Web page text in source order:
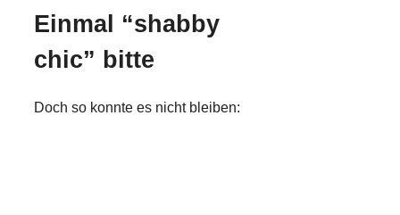
Einmal “shabby
chic” bitte
Doch so konnte es nicht bleiben: